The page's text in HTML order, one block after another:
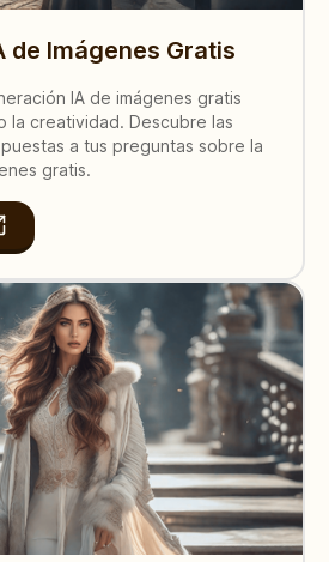
de Imágenes Gratis
IA de imágenes gratis
la creatividad. Descubre las
a tus preguntas sobre la
gratis.